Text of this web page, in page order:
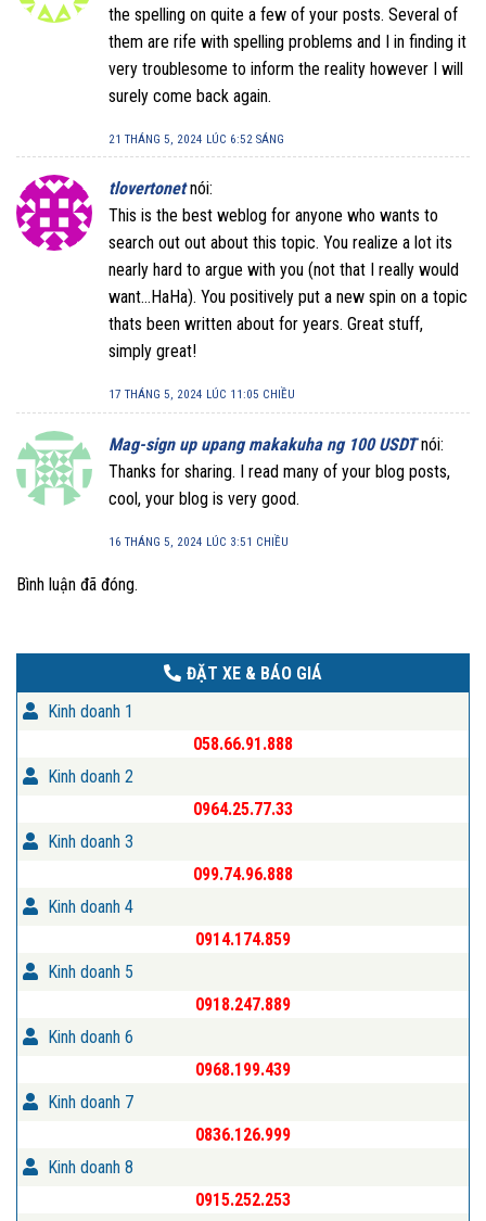
the spelling on quite a few of your posts. Several of
them are rife with spelling problems and I in finding it
very troublesome to inform the reality however I will
surely come back again.
21 THÁNG 5, 2024 LÚC 6:52 SÁNG
tlovertonet nói:
This is the best weblog for anyone who wants to
search out out about this topic. You realize a lot its
nearly hard to argue with you (not that I really would
want…HaHa). You positively put a new spin on a topic
thats been written about for years. Great stuff,
simply great!
17 THÁNG 5, 2024 LÚC 11:05 CHIỀU
Mag-sign up upang makakuha ng 100 USDT nói:
Thanks for sharing. I read many of your blog posts,
cool, your blog is very good.
16 THÁNG 5, 2024 LÚC 3:51 CHIỀU
Bình luận đã đóng.
ĐẶT XE & BÁO GIÁ
Kinh doanh 1
058.66.91.888
Kinh doanh 2
0964.25.77.33
Kinh doanh 3
099.74.96.888
Kinh doanh 4
0914.174.859
Kinh doanh 5
0918.247.889
Kinh doanh 6
0968.199.439
Kinh doanh 7
0836.126.999
Kinh doanh 8
0915.252.253